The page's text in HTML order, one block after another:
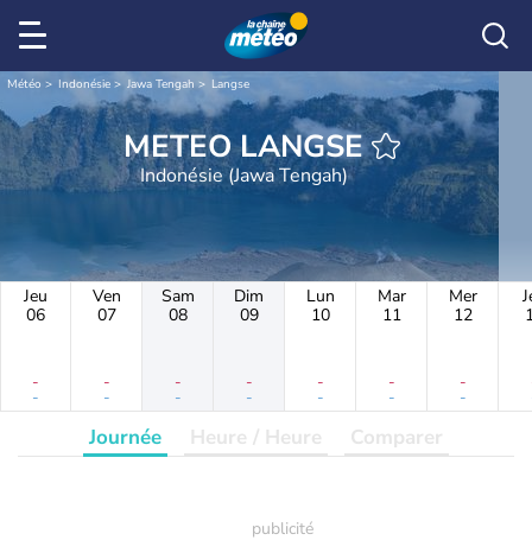
Météo Indonésie Jawa Tengah Langse
METEO LANGSE
Indonésie (Jawa Tengah)
Jeu
06
-
-
Ven
07
-
-
Sam
08
-
-
Dim
09
-
-
Lun
10
-
-
Mar
11
-
-
Mer
12
-
-
Journée Heure / Heure Comparer